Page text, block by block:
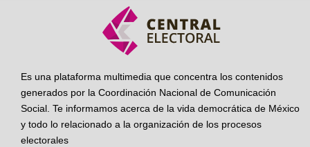
Es una plataforma multimedia que concentra los contenidos
generados por la Coordinación Nacional de Comunicación
Social. Te informamos acerca de la vida democrática de México
y todo lo relacionado a la organización de los procesos
electorales